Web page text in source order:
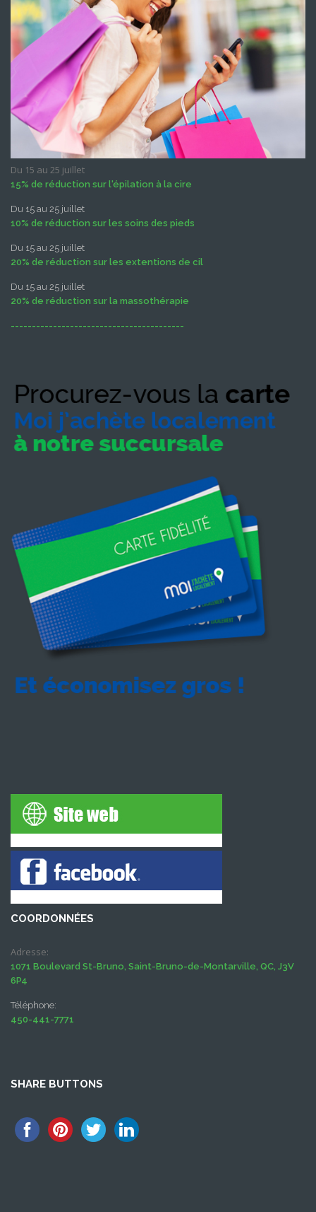
Du 15 au 25 juillet
15% de réduction sur l'épilation à la cire
Du 15 au 25 juillet
10% de réduction sur les soins des pieds
Du 15 au 25 juillet
20% de réduction sur les extentions de cil
Du 15 au 25 juillet
20% de réduction sur la massothérapie
-----------------------------------------
COORDONNÉES
Adresse:
1071 Boulevard St-Bruno, Saint-Bruno-de-Montarville, QC, J3V
6P4
Téléphone:
450-441-7771
SHARE BUTTONS